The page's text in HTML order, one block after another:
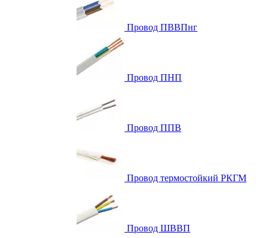
Провод ПВВПнг
Провод ПНП
Провод ППВ
Провод термостойкий РКГМ
Провод ШВВП